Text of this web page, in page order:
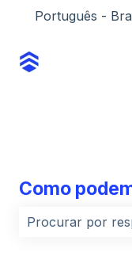
Português -
Como